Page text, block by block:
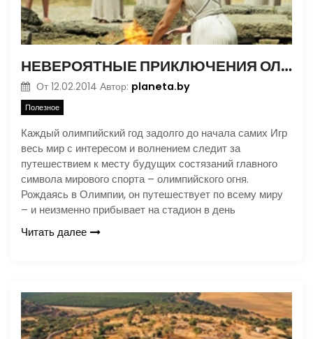
НЕВЕРОЯТНЫЕ ПРИКЛЮЧЕНИЯ ОЛИМПИЙСКОГО ОГНЯ
От 12.02.2014 Автор: planeta.by
Полезное
Каждый олимпийский год задолго до начала самих Игр
весь мир с интересом и волнением следит за
путешествием к месту будущих состязаний главного
символа мирового спорта – олимпийского огня.
Рождаясь в Олимпии, он путешествует по всему миру
– и неизменно прибывает на стадион в день
Читать далее